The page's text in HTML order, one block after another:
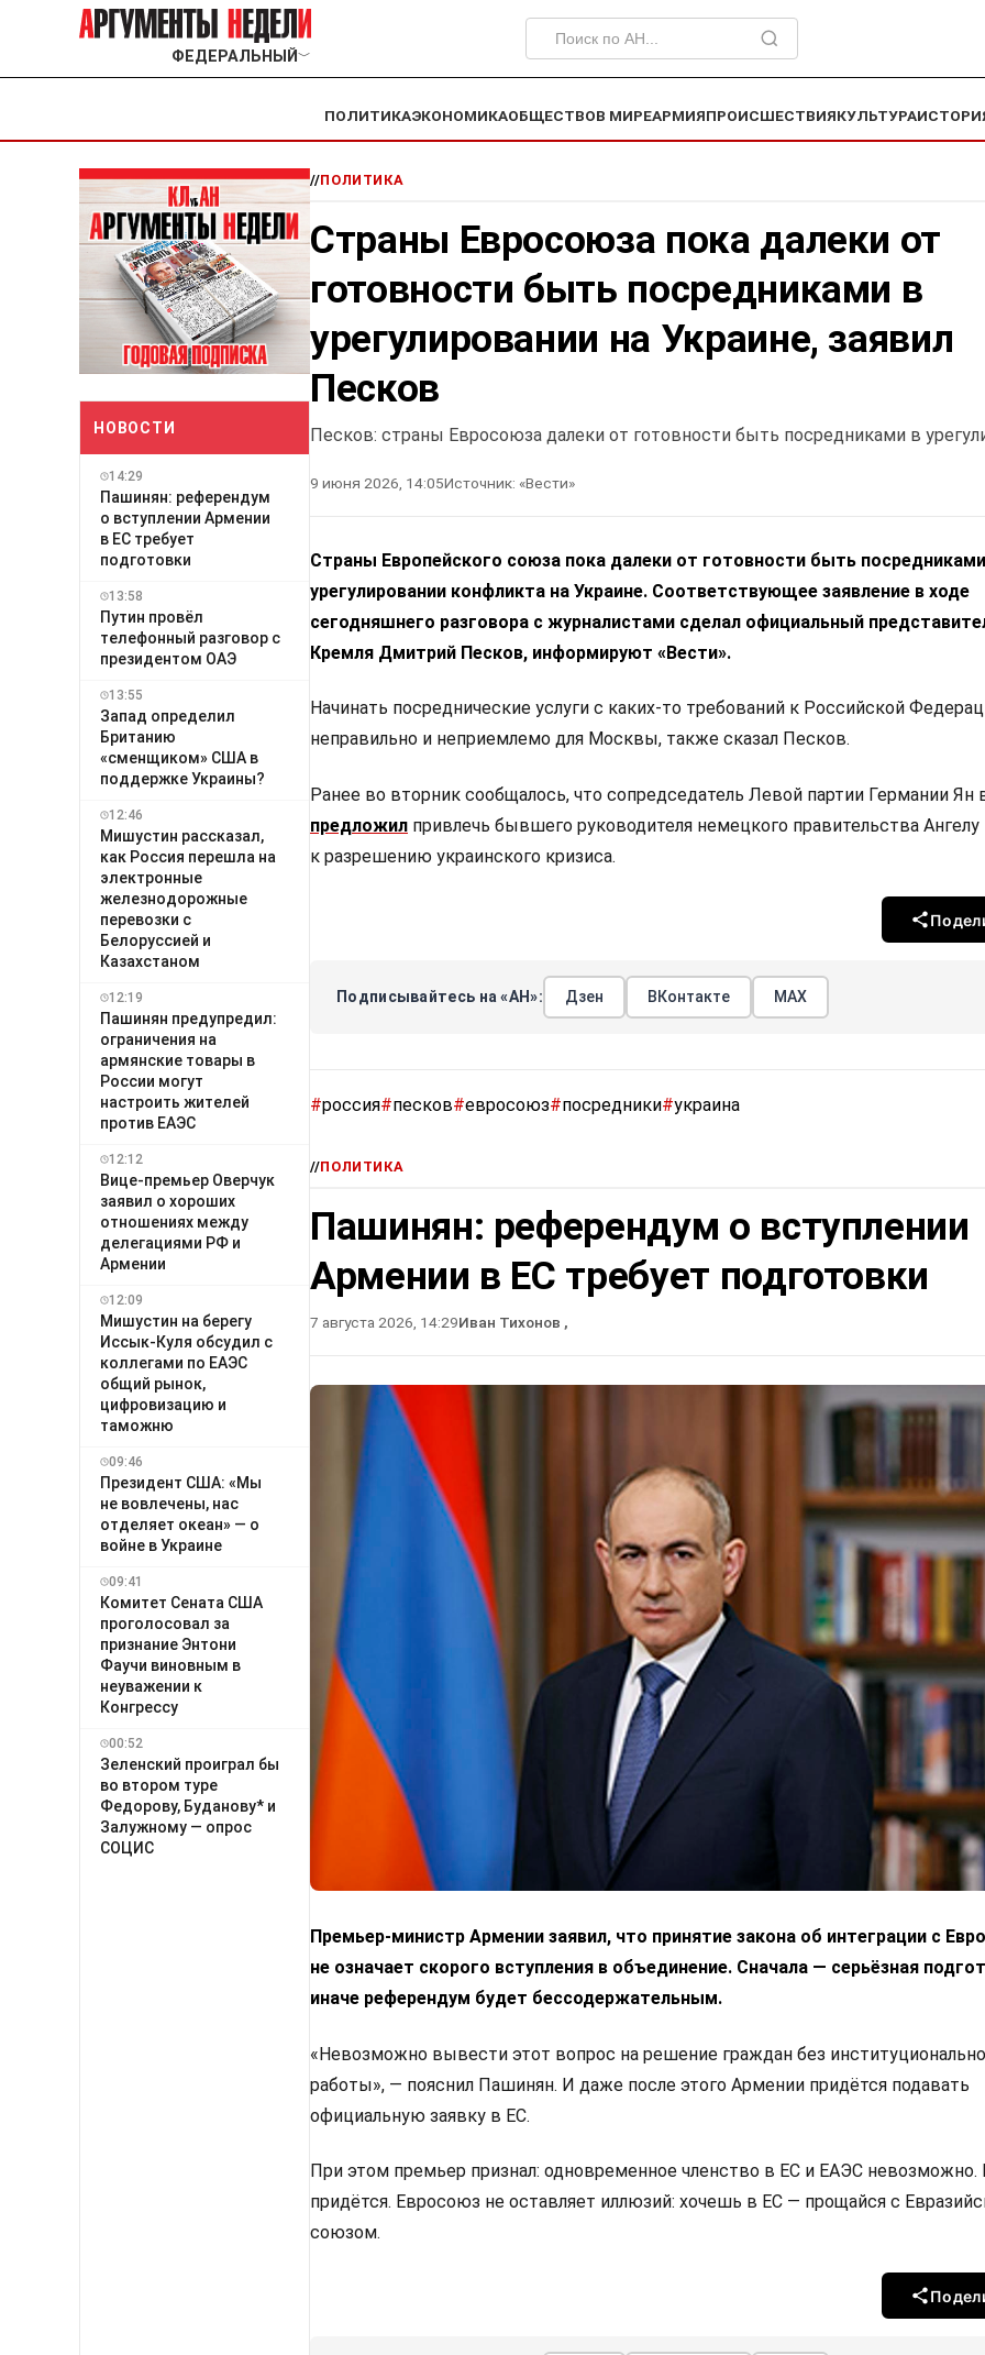
ФЕДЕРАЛЬНЫЙ ﹀
ПОЛИТИКАЭКОНОМИКАОБЩЕСТВОВ МИРЕАРМИЯПРОИСШЕСТВИЯКУЛЬТУРА
НОВОСТИ
14:29
Пашинян: референдум
о вступлении Армении
в ЕС требует
подготовки
13:58
Путин провёл
телефонный разговор с
президентом ОАЭ
13:55
Запад определил
Британию
«сменщиком» США в
поддержке Украины?
12:46
Мишустин рассказал,
как Россия перешла на
электронные
железнодорожные
перевозки с
Белоруссией и
Казахстаном
12:19
Пашинян предупредил:
ограничения на
армянские товары в
России могут
настроить жителей
против ЕАЭС
12:12
Вице-премьер Оверчук
заявил о хороших
отношениях между
делегациями РФ и
Армении
12:09
Мишустин на берегу
Иссык-Куля обсудил с
коллегами по ЕАЭС
общий рынок,
цифровизацию и
таможню
09:46
Президент США: «Мы
не вовлечены, нас
отделяет океан» — о
войне в Украине
09:41
Комитет Сената США
проголосовал за
признание Энтони
Фаучи виновным в
неуважении к
Конгрессу
00:52
Зеленский проиграл бы
во втором туре
Федорову, Буданову* и
Залужному — опрос
СОЦИС
//ПОЛИТИКА
Страны Евросоюза пока далеки от
готовности быть посредниками в
урегулировании на Украине, заявил
Песков
Песков: страны Евросоюза далеки от готовности быть посредниками в
9 июня 2026, 14:05Источник: «Вести»
Страны Европейского союза пока далеки от готовности быть
урегулировании конфликта на Украине. Соответствующее заявление в ходе
сегодняшнего разговора c журналистами сделал официальный
Кремля Дмитрий Песков, информируют «Вести».
Начинать посреднические услуги с каких-то требований к Российской
неправильно и неприемлемо для Москвы, также сказал Песков.
Ранее во вторник сообщалось, что сопредседатель Левой партии Германии Ян
предложил привлечь бывшего руководителя немецкого правительства
к разрешению украинского кризиса.
Подписывайтесь на «АН»: Дзен ВКонтакте МАХ
#россия#песков#евросоюз#посредники#украина
//ПОЛИТИКА
Пашинян: референдум о вступлении
Армении в ЕС требует подготовки
7 августа 2026, 14:29Иван Тихонов ,
Премьер-министр Армении заявил, что принятие закона об интеграции с
не означает скорого вступления в объединение. Сначала — серьёзная
иначе референдум будет бессодержательным.
«Невозможно вывести этот вопрос на решение граждан без
работы», — пояснил Пашинян. И даже после этого Армении придётся подавать
официальную заявку в ЕС.
При этом премьер признал: одновременное членство в ЕС и ЕАЭС невозможно.
придётся. Евросоюз не оставляет иллюзий: хочешь в ЕС — прощайся с
союзом.